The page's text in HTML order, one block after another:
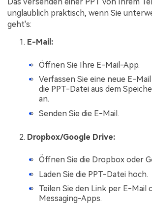
Das Versenden einer PPT von Ihrem
unglaublich praktisch, wenn Sie
geht's:
E-Mail:
Öffnen Sie Ihre E-Mail-App.
Verfassen Sie eine neue E-
die PPT-Datei aus dem
an.
Senden Sie die E-Mail.
Dropbox/Google Drive:
Öffnen Sie die Dropbox oder
Laden Sie die PPT-Datei hoch.
Teilen Sie den Link per E-Mail
Messaging-Apps.